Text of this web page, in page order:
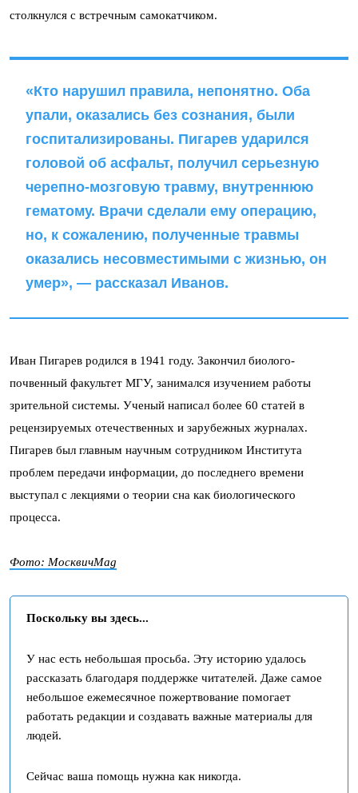
столкнулся с встречным самокатчиком.
«Кто нарушил правила, непонятно. Оба
упали, оказались без сознания, были
госпитализированы. Пигарев ударился
головой об асфальт, получил серьезную
черепно-мозговую травму, внутреннюю
гематому. Врачи сделали ему операцию,
но, к сожалению, полученные травмы
оказались несовместимыми с жизнью, он
умер», — рассказал Иванов.
Иван Пигарев родился в 1941 году. Закончил биолого-
почвенный факультет МГУ, занимался изучением работы
зрительной системы. Ученый написал более 60 статей в
рецензируемых отечественных и зарубежных журналах.
Пигарев был главным научным сотрудником Института
проблем передачи информации, до последнего времени
выступал с лекциями о теории сна как биологического
процесса.
Фото: МосквичMag
Поскольку вы здесь...
У нас есть небольшая просьба. Эту историю удалось
рассказать благодаря поддержке читателей. Даже самое
небольшое ежемесячное пожертвование помогает
работать редакции и создавать важные материалы для
людей.
Сейчас ваша помощь нужна как никогда.